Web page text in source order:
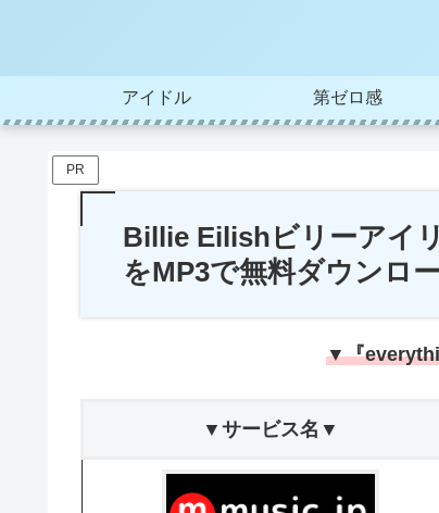
アイドル 第ゼロ感
PR
Billie Eilishビリーアイ
をMP3で無料ダウンロ
▼『
▼サービス名▼